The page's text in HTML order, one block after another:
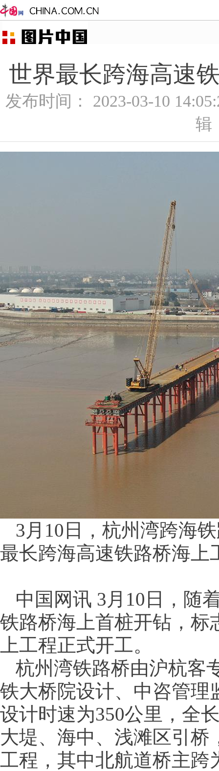
世界最长跨海高速
发布时间： 2023-03-10
辑
3月10日，杭州湾跨海
最长跨海高速铁路桥海上
中国网讯 3月10日，随
铁路桥海上首桩开钻，标
上工程正式开工。
杭州湾铁路桥由沪杭客
铁大桥院设计、中咨管理
设计时速为350公里，全
大堤、海中、浅滩区引
工程，其中北航道桥主跨